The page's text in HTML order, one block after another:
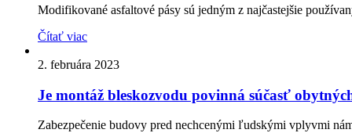
Modifikované asfaltové pásy sú jedným z najčastejšie
Čítať viac
2. februára 2023
Je montáž bleskozvodu povinná súčasť
Zabezpečenie budovy pred nechcenými ľudskými vplyvmi